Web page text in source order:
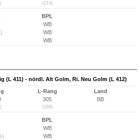
(214)
BPL
WB
WB
WB
(L 411) - nördl. Alt Golm, Ri. Neu Golm (L 412)
L-Rang
305
(189)
Land
BB
BPL
WB
WB